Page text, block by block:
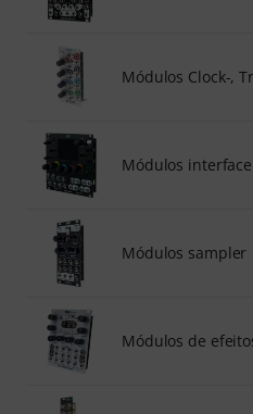
Módulos Clock-,
Módulos interface
Módulos sampler
Módulos de